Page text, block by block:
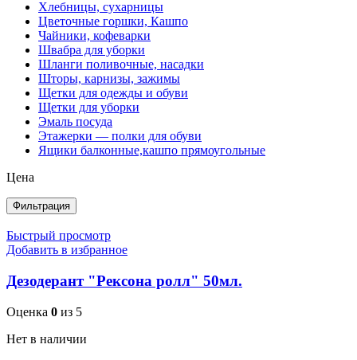
Хлебницы, сухарницы
Цветочные горшки, Кашпо
Чайники, кофеварки
Швабра для уборки
Шланги поливочные, насадки
Шторы, карнизы, зажимы
Щетки для одежды и обуви
Щетки для уборки
Эмаль посуда
Этажерки — полки для обуви
Ящики балконные,кашпо прямоугольные
Цена
Фильтрация
Быстрый просмотр
Добавить в избранное
Дезодерант "Рексона ролл" 50мл.
Оценка 0 из 5
Нет в наличии